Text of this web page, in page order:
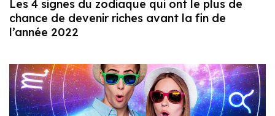
Les 4 signes du zodiaque qui ont le plus de
chance de devenir riches avant la fin de
l’année 2022